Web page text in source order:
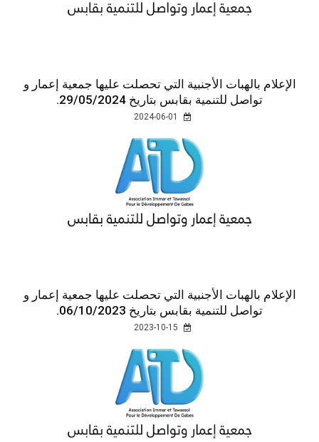
الإعلام بالهبات الأجنبية التي تحصلت عليها جمعية إعمار و
تواصل للتنمية بقابس بتاريخ 29/05/2024.
الإعلام بالهبات الأجنبية التي تحصلت عليها جمعية إعمار و
تواصل للتنمية بقابس بتاريخ 06/10/2023.